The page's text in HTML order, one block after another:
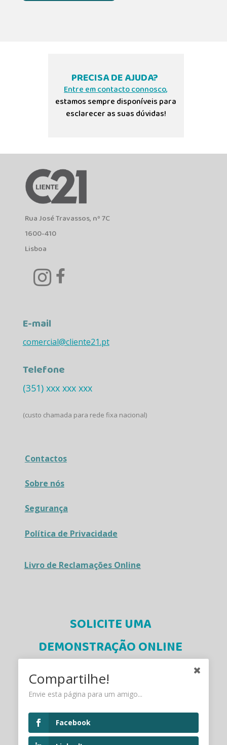
PRECISA DE AJUDA?
Entre em contacto connosco,
estamos sempre disponíveis para
esclarecer as suas dúvidas!
Rua José Travassos, nº 7C
1600-410
Lisboa

E-mail
comercial@cliente21.pt
Telefone
(351) xxx xxx xxx
(custo chamada para rede fixa nacional)

Contactos
Sobre nós
Segurança
Política de Privacidade
Livro de Reclamações Online
SOLICITE UMA
DEMONSTRAÇÃO ONLINE
Experimente grátis
Compartilhe!
Envie esta página para um amigo...
Facebook